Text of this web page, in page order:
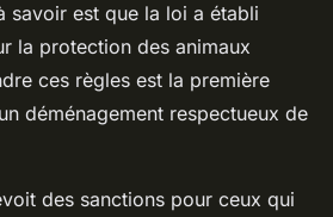
savoir est que la loi a établi
la protection des animaux
ces règles est la première
déménagement respectueux de
des sanctions pour ceux qui